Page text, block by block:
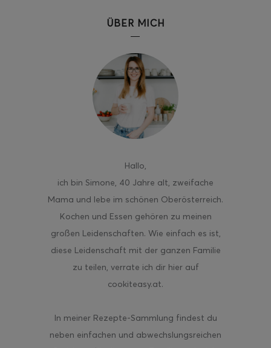
ÜBER MICH
Hallo,
ich bin Simone, 40 Jahre alt, zweifache
Mama und lebe im schönen Oberösterreich.
Kochen und Essen gehören zu meinen
großen Leidenschaften. Wie einfach es ist,
diese Leidenschaft mit der ganzen Familie
zu teilen, verrate ich dir hier auf
cookiteasy.at.
In meiner Rezepte-Sammlung findest du
neben einfachen und abwechslungsreichen